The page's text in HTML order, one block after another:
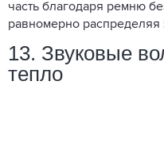
часть благодаря ремню
равномерно распределяя
13. Звуковые
тепло